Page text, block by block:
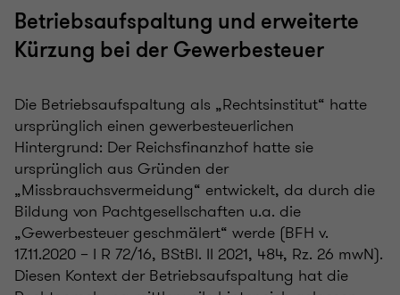
Betriebsaufspaltung und erweiterte
Kürzung bei der Gewerbesteuer
Die Betriebsaufspaltung als „Rechtsinstitut“ hatte
ursprünglich einen gewerbesteuerlichen
Hintergrund: Der Reichsfinanzhof hatte sie
ursprünglich aus Gründen der
„Missbrauchsvermeidung“ entwickelt, da durch die
Bildung von Pachtgesellschaften u.a. die
„Gewerbesteuer geschmälert“ werde (BFH v.
17.11.2020 – I R 72/16, BStBl. II 2021, 484, Rz. 26 mwN).
Diesen Kontext der Betriebsaufspaltung hat die